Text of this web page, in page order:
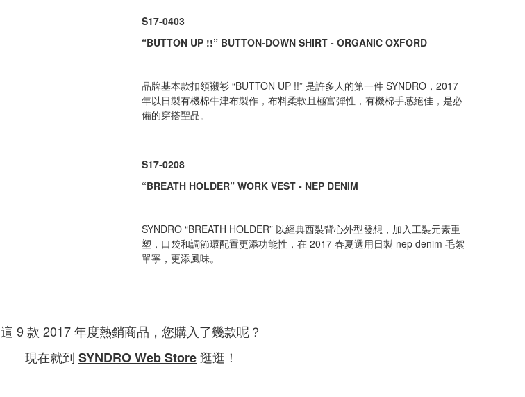
S17-0403
“BUTTON UP !!” BUTTON-DOWN SHIRT - ORGANIC OXFORD
品牌基本款扣領襯衫 “BUTTON UP !!” 是許多人的第一件 SYNDRO，2017
年以日製有機棉牛津布製作，布料柔軟且極富彈性，有機棉手感絕佳，是必
備的穿搭聖品。
S17-0208
“BREATH HOLDER” WORK VEST - NEP DENIM
SYNDRO “BREATH HOLDER” 以經典西裝背心外型發想，加入工裝元素重
塑，口袋和調節環配置更添功能性，在 2017 春夏選用日製 nep denim 毛絮
單寧，更添風味。
這 9 款 2017 年度熱銷商品，您購入了幾款呢？
現在就到 SYNDRO Web Store逛逛！